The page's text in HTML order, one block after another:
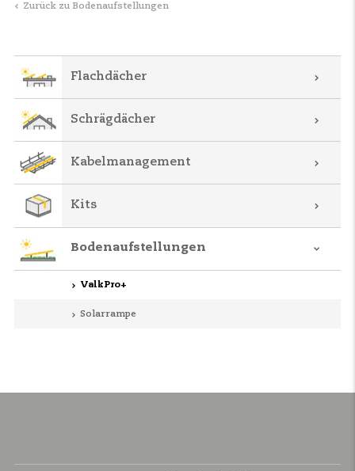
Zurück zu Bodenaufstellungen
Flachdächer
Schrägdächer
Kabelmanagement
Kits
Bodenaufstellungen
ValkPro+
Solarrampe